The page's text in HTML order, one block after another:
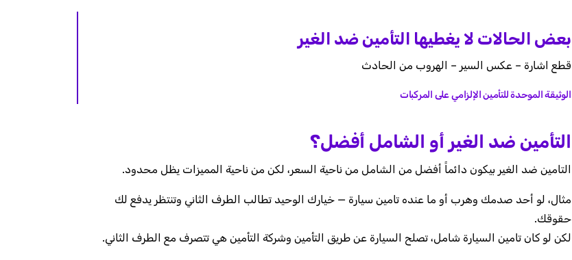
بعض الحالات لا يغطيها التأمين ضد الغير
قطع اشارة – عكس السير – الهروب من الحادث
الوثيقة الموحدة للتأمين الإلزامي على المركبات
التأمين ضد الغير أو الشامل أفضل؟
التامين ضد الغير بيكون دائماً أفضل من الشامل من ناحية السعر، لكن من ناحية المميزات يظل محدود.
مثال، لو أحد صدمك وهرب أو ما عنده تامين سيارة — خيارك الوحيد تطالب الطرف الثاني وتنتظر يدفع لك
حقوقك.
لكن لو كان تامين السيارة شامل، تصلح السيارة عن طريق التأمين وشركة التأمين هي تتصرف مع الطرف الثاني.